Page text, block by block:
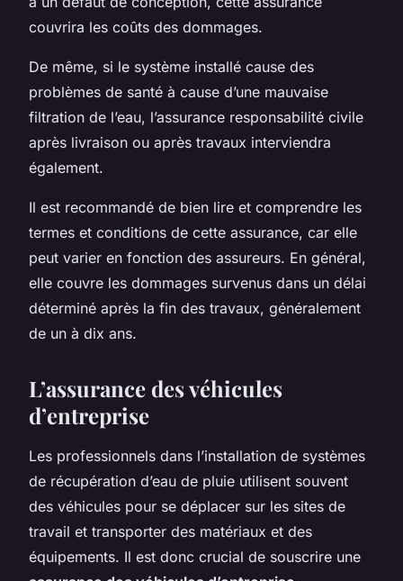
couvrira les coûts des dommages.
De même, si le système installé cause des
problèmes de santé à cause d’une mauvaise
filtration de l’eau, l’assurance responsabilité civile
après livraison ou après travaux interviendra
également.
Il est recommandé de bien lire et comprendre les
termes et conditions de cette assurance, car elle
peut varier en fonction des assureurs. En général,
elle couvre les dommages survenus dans un délai
déterminé après la fin des travaux, généralement
de un à dix ans.
L’assurance des véhicules
d’entreprise
Les professionnels dans l’installation de systèmes
de récupération d’eau de pluie utilisent souvent
des véhicules pour se déplacer sur les sites de
travail et transporter des matériaux et des
équipements. Il est donc crucial de souscrire une